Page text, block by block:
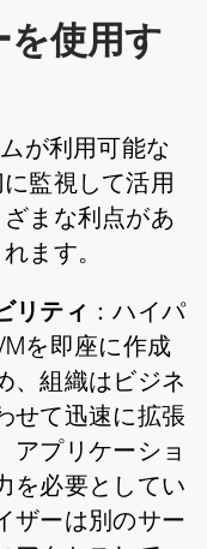
使用す
が利用可能な
監視して活用
まな利点があ
ます。
リティ ：ハイパ
を即座に作成
、組織はビジネ
せて迅速に拡張
アプリケーショ
を必要としてい
ザーは別のサー